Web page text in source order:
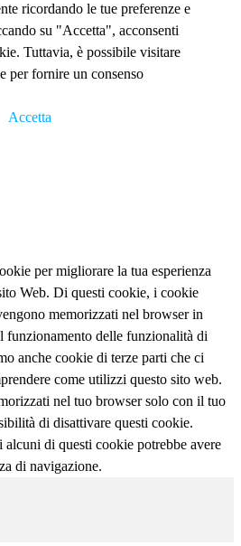
ricordando le tue preferenze e
su "Accetta", acconsenti
Tuttavia, è possibile visitare
per fornire un consenso
Accetta
per migliorare la tua esperienza
Web. Di questi cookie, i cookie
memorizzati nel browser in
funzionamento delle funzionalità di
anche cookie di terze parti che ci
come utilizzi questo sito web.
nel tuo browser solo con il tuo
di disattivare questi cookie.
di questi cookie potrebbe avere
di navigazione.